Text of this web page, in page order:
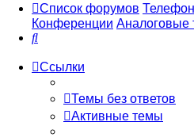
Список форумов
Конференции Аналоговые
Поиск
Ссылки
Темы без ответов
Активные темы